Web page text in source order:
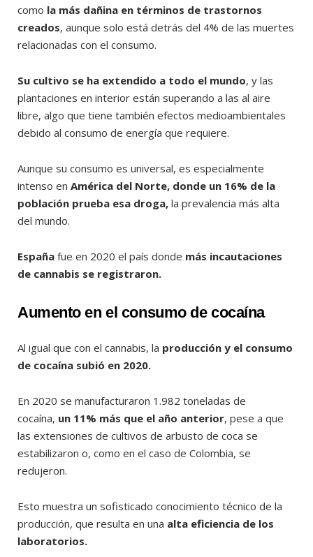
como la más dañina en términos de trastornos
creados, aunque solo está detrás del 4% de las muertes
relacionadas con el consumo.
Su cultivo se ha extendido a todo el mundo, y las
plantaciones en interior están superando a las al aire
libre, algo que tiene también efectos medioambientales
debido al consumo de energía que requiere.
Aunque su consumo es universal, es especialmente
intenso en América del Norte, donde un 16% de la
población prueba esa droga, la prevalencia más alta
del mundo.
España fue en 2020 el país donde más incautaciones
de cannabis se registraron.
Aumento en el consumo de cocaína
Al igual que con el cannabis, la producción y el consumo
de cocaína subió en 2020.
En 2020 se manufacturaron 1.982 toneladas de
cocaína, un 11% más que el año anterior, pese a que
las extensiones de cultivos de arbusto de coca se
estabilizaron o, como en el caso de Colombia, se
redujeron.
Esto muestra un sofisticado conocimiento técnico de la
producción, que resulta en una alta eficiencia de los
laboratorios.